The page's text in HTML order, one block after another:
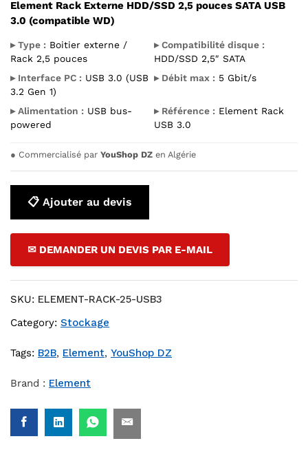
Element Rack Externe HDD/SSD 2,5 pouces SATA USB
3.0 (compatible WD)
▸ Type : Boitier externe /
Rack 2,5 pouces
▸ Compatibilité disque :
HDD/SSD 2,5″ SATA
▸ Interface PC : USB 3.0 (USB
3.2 Gen 1)
▸ Débit max : 5 Gbit/s
▸ Alimentation : USB bus-
powered
▸ Référence : Element Rack
USB 3.0
● Commercialisé par YouShop DZ en Algérie
📋 Ajouter au devis
✉ DEMANDER UN DEVIS PAR E-MAIL
SKU: ELEMENT-RACK-25-USB3
Category: Stockage
Tags: B2B, Element, YouShop DZ
Brand : Element